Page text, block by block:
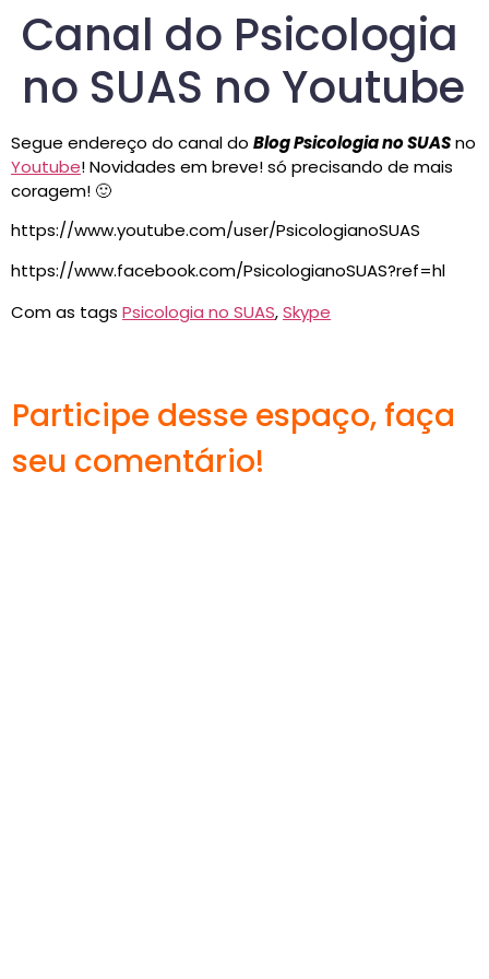
Canal do Psicologia
no SUAS no Youtube
Segue endereço do canal do Blog Psicologia no SUASno
Youtube! Novidades em breve! só precisando de mais
coragem! 🙂
https://www.youtube.com/user/PsicologianoSUAS
https://www.facebook.com/PsicologianoSUAS?ref=hl
Com as tags Psicologia no SUAS,Skype
Participe desse espaço, faça
seu comentário!